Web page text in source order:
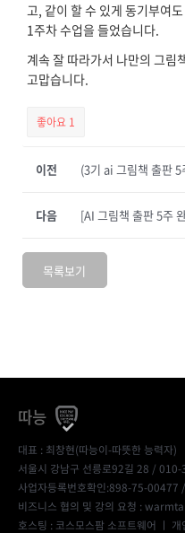
고, 같이 할 수 있게 동기부여
1주차 수업을 들었습니다.
계속 잘 따라가서 나만의 그림
고맙습니다.
좋아요 1
이전 (3기 ai 그림책 출판
[AI 그림책 출판 5주
다음
목록보기
따능
대표 : 최창현(따능이-따뜻한 능력자)
서울시 강남구 선릉로92길 28 /
사업자등록번호확인:898-75-00477
비즈니스 협의 및 강의 요청 :
호스팅 : 코스모스팜 소프트웨어 ㅣ 개